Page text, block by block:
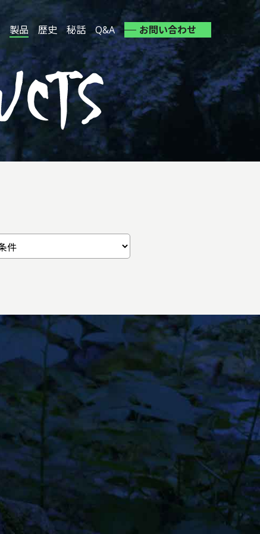
製品 歴史 秘話 Q&A お問い合わせ